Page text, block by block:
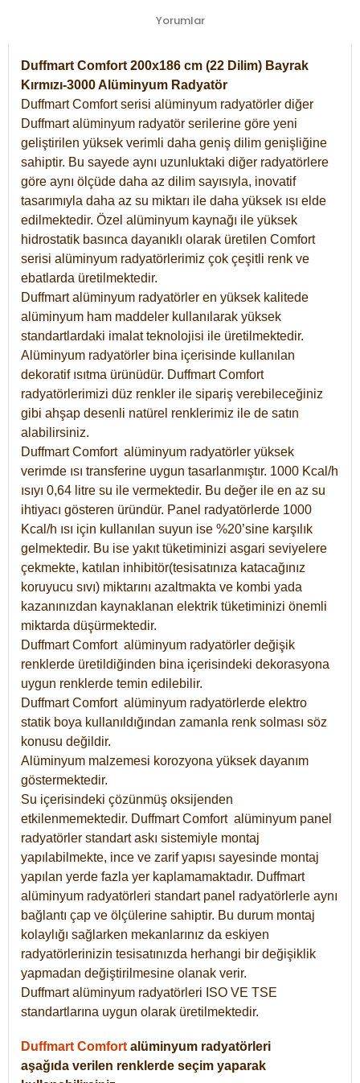
Yorumlar
Duffmart Comfort 200x186 cm (22 Dilim) Bayrak
Kırmızı-3000 Alüminyum Radyatör
Duffmart Comfort serisi alüminyum radyatörler diğer
Duffmart alüminyum radyatör serilerine göre yeni
geliştirilen yüksek verimli daha geniş dilim genişliğine
sahiptir. Bu sayede aynı uzunluktaki diğer radyatörlere
göre aynı ölçüde daha az dilim sayısıyla, inovatif
tasarımıyla daha az su miktarı ile daha yüksek ısı elde
edilmektedir. Özel alüminyum kaynağı ile yüksek
hidrostatik basınca dayanıklı olarak üretilen Comfort
serisi alüminyum radyatörlerimiz çok çeşitli renk ve
ebatlarda üretilmektedir.
Duffmart alüminyum radyatörler en yüksek kalitede
alüminyum ham maddeler kullanılarak yüksek
standartlardaki imalat teknolojisi ile üretilmektedir.
Alüminyum radyatörler bina içerisinde kullanılan
dekoratif ısıtma ürünüdür. Duffmart Comfort
radyatörlerimizi düz renkler ile sipariş verebileceğiniz
gibi ahşap desenli natürel renklerimiz ile de satın
alabilirsiniz.
Duffmart Comfort alüminyum radyatörler yüksek
verimde ısı transferine uygun tasarlanmıştır. 1000 Kcal/h
ısıyı 0,64 litre su ile vermektedir. Bu değer ile en az su
ihtiyacı gösteren üründür. Panel radyatörlerde 1000
Kcal/h ısı için kullanılan suyun ise %20’sine karşılık
gelmektedir. Bu ise yakıt tüketiminizi asgari seviyelere
çekmekte, katılan inhibitör(tesisatınıza katacağınız
koruyucu sıvı) miktarını azaltmakta ve kombi yada
kazanınızdan kaynaklanan elektrik tüketiminizi önemli
miktarda düşürmektedir.
Duffmart Comfort alüminyum radyatörler değişik
renklerde üretildiğinden bina içerisindeki dekorasyona
uygun renklerde temin edilebilir.
DuffmartComfort alüminyum radyatörlerde elektro
statik boya kullanıldığından zamanla renk solması söz
konusu değildir.
Alüminyum malzemesi korozyona yüksek dayanım
göstermektedir.
Su içerisindeki çözünmüş oksijenden
etkilenmemektedir. DuffmartComfort alüminyum panel
radyatörler standart askı sistemiyle montaj
yapılabilmekte, ince ve zarif yapısı sayesinde montaj
yapılan yerde fazla yer kaplamamaktadır. Duffmart
alüminyum radyatörleri standart panel radyatörlerle aynı
bağlantı çap ve ölçülerine sahiptir. Bu durum montaj
kolaylığı sağlarken mekanlarınız da eskiyen
radyatörlerinizin tesisatınızda herhangi bir değişiklik
yapmadan değiştirilmesine olanak verir.
Duffmart alüminyum radyatörleri ISO VE TSE
standartlarına uygun olarak üretilmektedir.
Duffmart Comfort alüminyum radyatörleri
aşağıda verilen renklerde seçim yaparak